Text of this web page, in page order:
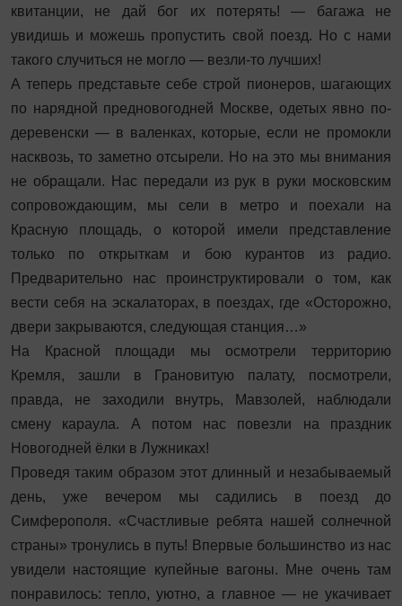
квитанции, не дай бог их потерять! — багажа не
увидишь и можешь пропустить свой поезд. Но с нами
такого случиться не могло — везли-то лучших!
А теперь представьте себе строй пионеров, шагающих
по нарядной предновогодней Москве, одетых явно по-
деревенски — в валенках, которые, если не промокли
насквозь, то заметно отсырели. Но на это мы внимания
не обращали. Нас передали из рук в руки московским
сопровождающим, мы сели в метро и поехали на
Красную площадь, о которой имели представление
только по открыткам и бою курантов из радио.
Предварительно нас проинструктировали о том, как
вести себя на эскалаторах, в поездах, где «Осторожно,
двери закрываются, следующая станция…»
На Красной площади мы осмотрели территорию
Кремля, зашли в Грановитую палату, посмотрели,
правда, не заходили внутрь, Мавзолей, наблюдали
смену караула. А потом нас повезли на праздник
Новогодней ёлки в Лужниках!
Проведя таким образом этот длинный и незабываемый
день, уже вечером мы садились в поезд до
Симферополя. «Счастливые ребята нашей солнечной
страны» тронулись в путь! Впервые большинство из нас
увидели настоящие купейные вагоны. Мне очень там
понравилось: тепло, уютно, а главное — не укачивает